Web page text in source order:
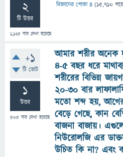
2
টি উত্তর
1,125 বার দেখা হয়েছে
বিজ্ঞানের পোকা ৪ (15,710
+1
টি ভোট
1
উত্তর
505 বার দেখা হয়েছে
আমার শরীর অনেক
৪-৫ বছর ধরে
শরীরের বিভিন্ন
২০-৩০ বার
মতো শব্দ হয়,
বেড়ে গেছে, কান
বাজনা বাজায়।
নিউরোলজি এর
উচিত কি না? এবং